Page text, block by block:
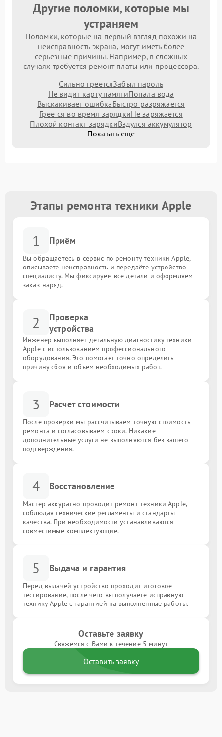
Другие поломки, которые мы
устраняем
Поломки, которые на первый взгляд похожи на
неисправность экрана, могут иметь более
серьезные причины. Например, в сложных
случаях требуется ремонт платы или процессора.
Сильно греетсяЗабыл пароль
Не видит карту памятиПопала вода
Выскакивает ошибкаБыстро разряжается
Греется во время зарядкиНе заряжается
Плохой контакт зарядкиВздулся аккумулятор
Показать еще
Этапы ремонта техники Apple
1 Приём
Вы обращаетесь в сервис по ремонту техники Apple,
описываете неисправность и передаёте устройство
специалисту. Мы фиксируем все детали и оформляем
заказ-наряд.
2
Проверка
устройства
Инженер выполняет детальную диагностику техники
Apple с использованием профессионального
оборудования. Это помогает точно определить
причину сбоя и объём необходимых работ.
3 Расчет стоимости
После проверки мы рассчитываем точную стоимость
ремонта и согласовываем сроки. Никакие
дополнительные услуги не выполняются без вашего
подтверждения.
4 Восстановление
Мастер аккуратно проводит ремонт техники Apple,
соблюдая технические регламенты и стандарты
качества. При необходимости устанавливаются
совместимые комплектующие.
5 Выдача и гарантия
Перед выдачей устройство проходит итоговое
тестирование, после чего вы получаете исправную
технику Apple с гарантией на выполненные работы.
Оставьте заявку
Свяжемся с Вами в течение 5 минут
Оставить заявку